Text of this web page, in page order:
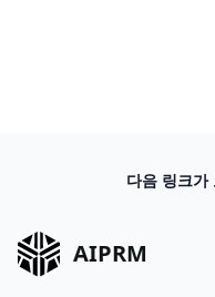
다음 링크가
AIPRM